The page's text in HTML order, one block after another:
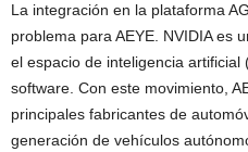
La integración en la plataforma
problema para AEYE. NVIDIA es
el espacio de inteligencia artificial
software. Con este movimiento,
principales fabricantes de
generación de vehículos